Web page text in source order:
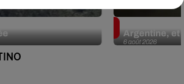
6 août 2026
Argentine, et